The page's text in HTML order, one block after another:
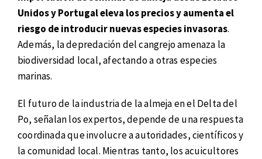
Unidos y Portugal eleva los precios y aumenta el
riesgo de introducir nuevas especies invasoras.
Además, la depredación del cangrejo amenaza la
biodiversidad local, afectando a otras especies
marinas.
El futuro de la industria de la almeja en el Delta del
Po, señalan los expertos, depende de una respuesta
coordinada que involucre a autoridades, científicos y
la comunidad local. Mientras tanto, los acuicultores